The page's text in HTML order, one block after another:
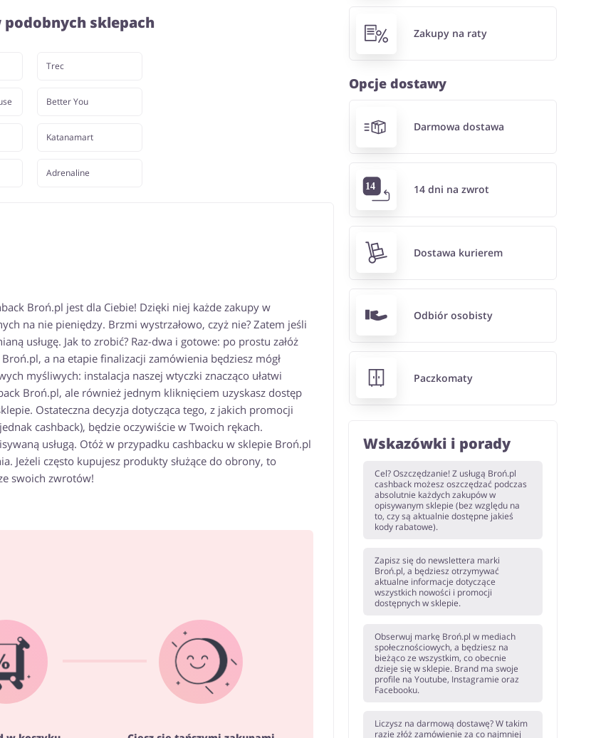
sklepach
Trec
Better You
Katanamart
Adrenaline
Broń.pl jest dla Ciebie! Dzięki niej każde zakupy w
na nie pieniędzy. Brzmi wystrzałowo, czyż nie? Zatem jeśli
usługę. Jak to zrobić? Raz-dwa i gotowe: po prostu załóż
a na etapie finalizacji zamówienia będziesz mógł
myśliwych: instalacja naszej wtyczki znacząco ułatwi
Broń.pl, ale również jednym kliknięciem uzyskasz dostęp
Ostateczna decyzja dotycząca tego, z jakich promocji
cashback), będzie oczywiście w Twoich rękach.
usługą. Otóż w przypadku cashbacku w sklepie Broń.pl
Jeżeli często kupujesz produkty służące do obrony, to
swoich zwrotów!
Zakupy na raty
Opcje dostawy
Darmowa dostawa
14 dni na zwrot
Dostawa kurierem
Odbiór osobisty
Paczkomaty
Wskazówki i porady
Cel? Oszczędzanie! Z usługą Broń.pl
cashback możesz oszczędzać podczas
absolutnie każdych zakupów w
opisywanym sklepie (bez względu na
to, czy są aktualnie dostępne jakieś
kody rabatowe).
Zapisz się do newslettera marki
Broń.pl, a będziesz otrzymywać
aktualne informacje dotyczące
wszystkich nowości i promocji
dostępnych w sklepie.
Obserwuj markę Broń.pl w mediach
społecznościowych, a będziesz na
bieżąco ze wszystkim, co obecnie
dzieje się w sklepie. Brand ma swoje
profile na Youtube, Instagramie oraz
Facebooku.
Liczysz na darmową dostawę? W takim
razie złóż zamówienie za co najmniej